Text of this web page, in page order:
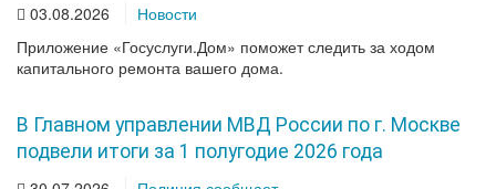
03.08.2026
Новости
Приложение «Госуслуги.Дом» поможет следить за ходом
капитального ремонта вашего дома.
В Главном управлении МВД России по г. Москве
подвели итоги за 1 полугодие 2026 года